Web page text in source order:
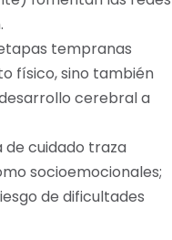
tempranas
físico, sino también
cerebral a
de cuidado traza
socioemocionales;
de dificultades